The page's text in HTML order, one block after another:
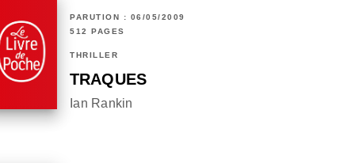
PARUTION : 06/05/2009
512 PAGES
THRILLER
TRAQUES
Ian Rankin